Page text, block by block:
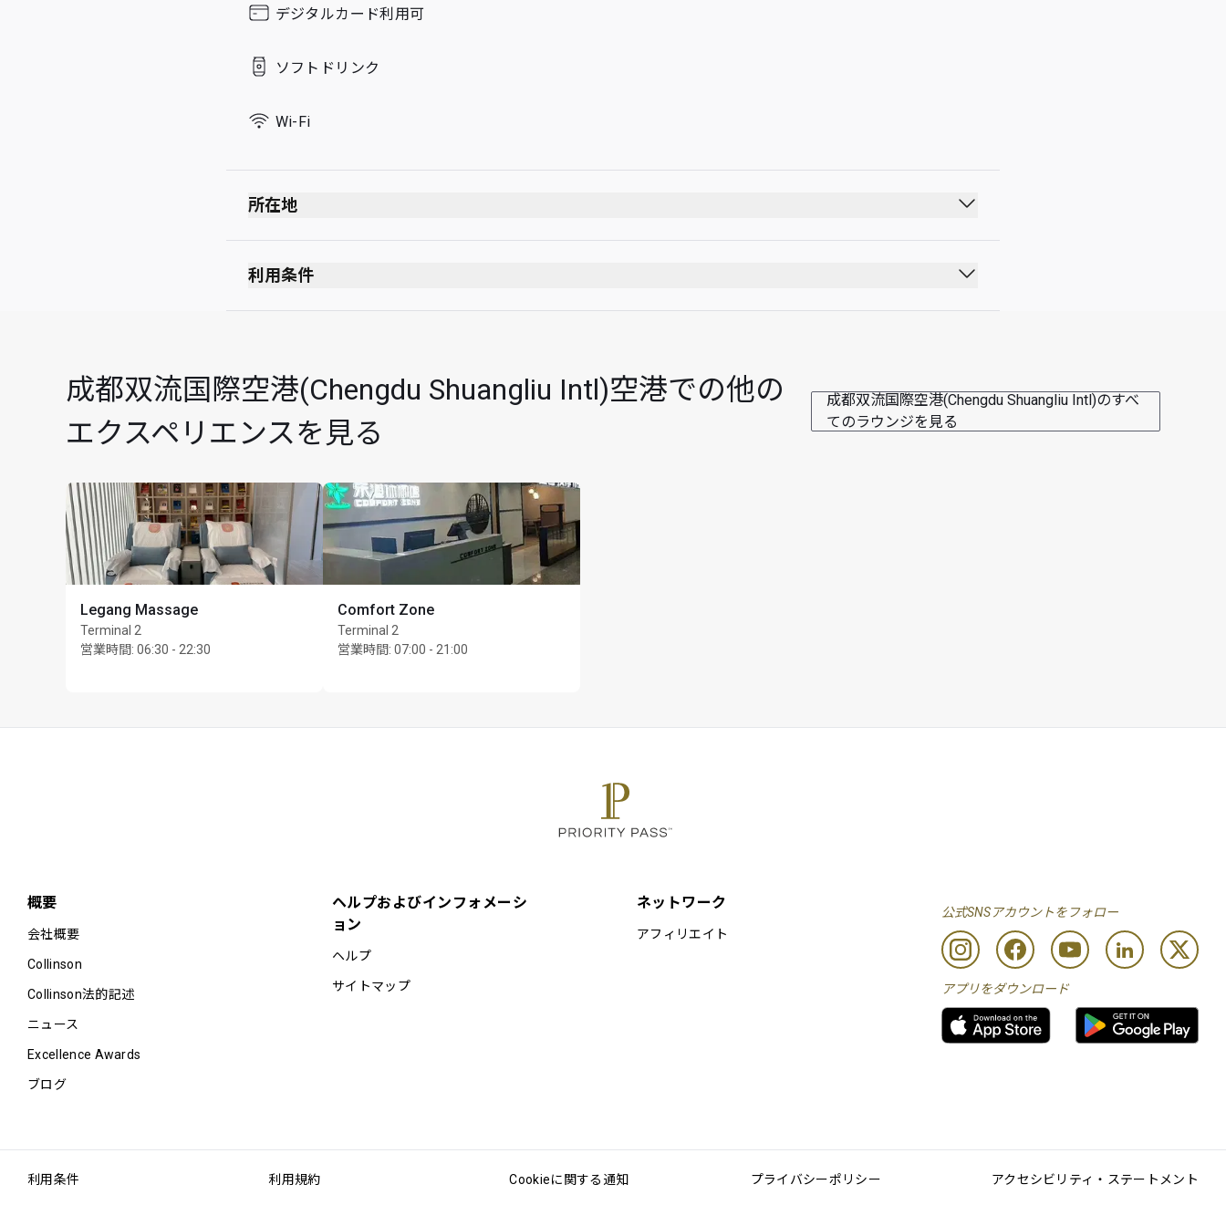
Sundayデジタルカード利用可
ソフトドリンク
Wi-Fi
所在地
利用条件
カード保持者1名様につき最大Unlimited名様まで
成都双流国際空港(Chengdu Shuangliu Intl)空港での他の
エクスペリエンスを見る
成都双流国際空港(Chengdu Shuangliu Intl)のすべ
てのラウンジを見る
Legang Massage
Terminal 2
営業時間: 06:30 - 22:30
Comfort Zone
Terminal 2
営業時間: 07:00 - 21:00
概要
会社概要
Collinson
Collinson法的記述
ニュース
Excellence Awards
ブログ
ヘルプおよびインフォメーシ
ョン
ヘルプ
サイトマップ
ネットワーク
アフィリエイト
公式SNSアカウントをフォロー
アプリをダウンロード
利用条件 利用規約 Cookieに関する通知 プライバシーポリシー アクセシビリティ・ステートメント